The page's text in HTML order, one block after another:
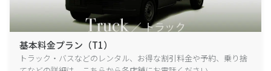
基本料金プラン（T1）
トラック・バスなどのレンタル、お得な割引料金や予約、乗り捨